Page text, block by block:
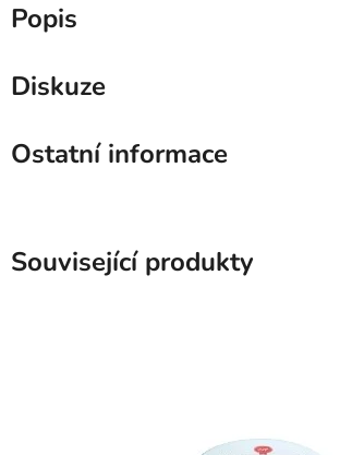
Popis
Diskuze
Ostatní informace
Související produkty